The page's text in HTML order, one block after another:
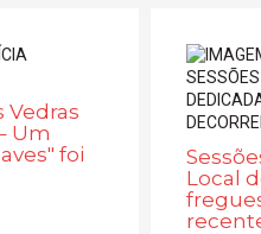
Vedras
Um
foi
Local